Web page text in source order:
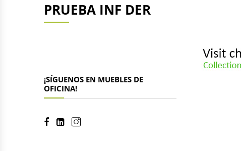
PRUEBA INF DER
¡SÍGUENOS EN MUEBLES DE
OFICINA!